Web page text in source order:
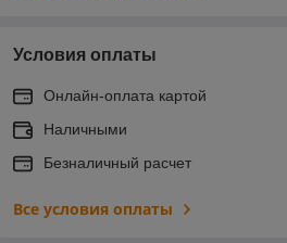
Условия оплаты
Онлайн-оплата картой
Наличными
Безналичный расчет
Все условия оплаты